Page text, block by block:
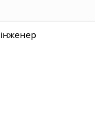
інженер